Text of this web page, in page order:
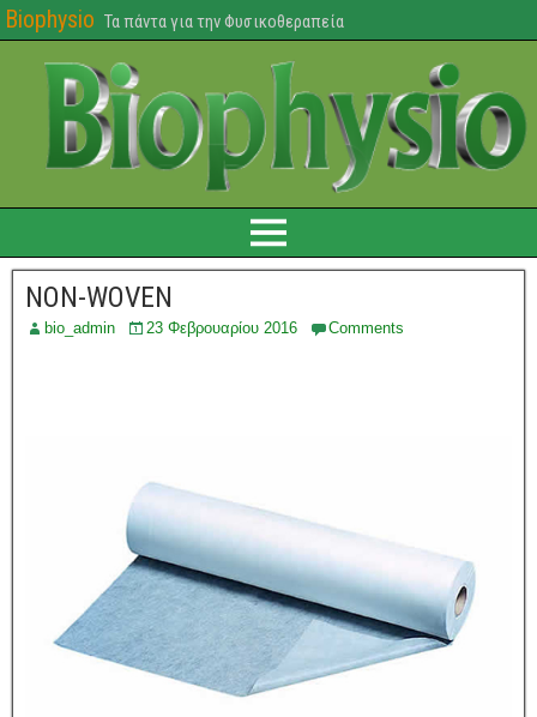
Biophysio Τα πάντα για την Φυσικοθεραπεία
NON-WOVEN
bio_admin 23 Φεβρουαρίου 2016 Comments